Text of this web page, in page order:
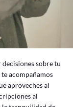
decisiones sobre tu
acompañamos
aproveches al
al